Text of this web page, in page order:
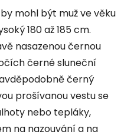
mohl být muž ve věku
180 až 185 cm.
nasazenou černou
černé sluneční
černý
prošívanou vestu se
nebo tepláky,
na nazouvání a na